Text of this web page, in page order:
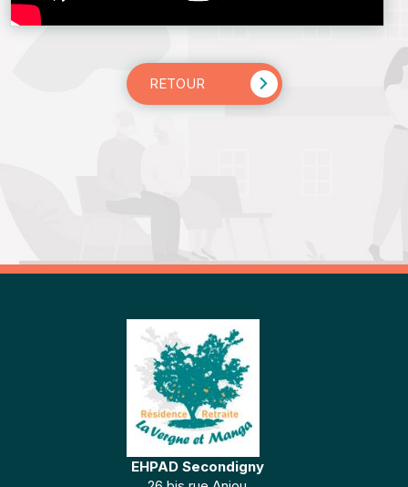
RETOUR
EHPAD Secondigny